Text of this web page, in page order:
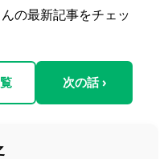
の最新記事をチェッ
次の話 ›